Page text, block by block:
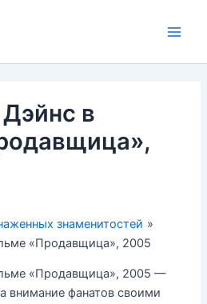
в
знаменитостей
«Продавщица», 2005
«Продавщица», 2005 —
внимание фанатов своими